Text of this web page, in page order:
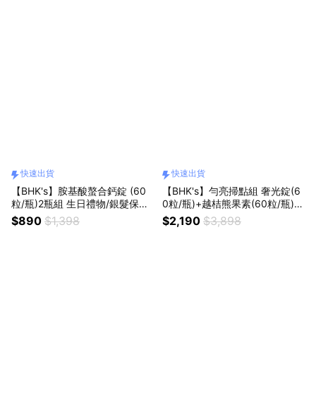
快速出貨
【BHK's】胺基酸螯合鈣錠 (60
粒/瓶)2瓶組 生日禮物/銀髮保養/
補鈣/上班族/孝親禮物/快速出貨
$890 $1,398
快速出貨
【BHK's】勻亮掃點組 奢光錠(6
0粒/瓶)+越桔熊果素(60粒/瓶)
美妍保健/女友最愛/閨密送禮/漂
亮/快速出貨
$2,190 $3,898